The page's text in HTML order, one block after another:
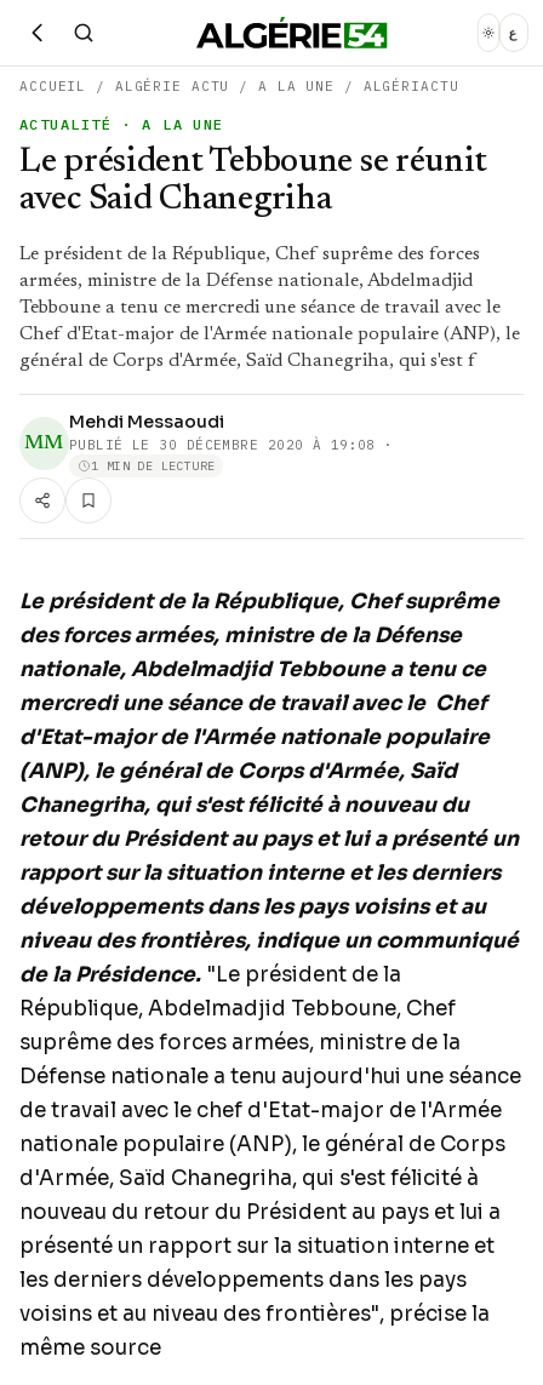
ع
ACCUEIL / ALGÉRIE ACTU /A LA UNE / ALGÉRIACTU
ACTUALITÉ · A LA UNE
Le président Tebboune se réunit
avec Said Chanegriha
Le président de la République, Chef suprême des forces
armées, ministre de la Défense nationale, Abdelmadjid
Tebboune a tenu ce mercredi une séance de travail avec le
Chef d'Etat-major de l'Armée nationale populaire (ANP), le
général de Corps d'Armée, Saïd Chanegriha, qui s'est f
MM
Mehdi Messaoudi
PUBLIÉ LE 30 DÉCEMBRE 2020 À 19:08 ·
1 MIN DE LECTURE
Le président de la République, Chef suprême
des forces armées, ministre de la Défense
nationale, Abdelmadjid Tebboune a tenu ce
mercredi une séance de travail avec le Chef
d'Etat-major de l'Armée nationale populaire
(ANP), le général de Corps d'Armée, Saïd
Chanegriha, qui s'est félicité à nouveau du
retour du Président au pays et lui a présenté un
rapport sur la situation interne et les derniers
développements dans les pays voisins et au
niveau des frontières, indique un communiqué
de la Présidence. "Le président de la
République, Abdelmadjid Tebboune, Chef
suprême des forces armées, ministre de la
Défense nationale a tenu aujourd'hui une séance
de travail avec le chef d'Etat-major de l'Armée
nationale populaire (ANP), le général de Corps
d'Armée, Saïd Chanegriha, qui s'est félicité à
nouveau du retour du Président au pays et lui a
présenté un rapport sur la situation interne et
les derniers développements dans les pays
voisins et au niveau des frontières", précise la
même source